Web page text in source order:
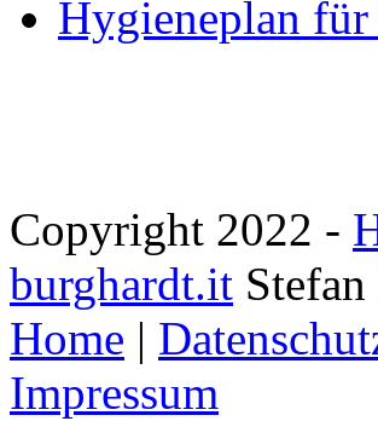
Hygieneplan
Copyright 2022 -
burghardt.it
Home |
Impressum